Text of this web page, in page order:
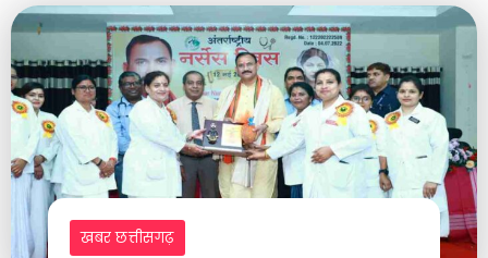
खबर छत्तीसगढ़